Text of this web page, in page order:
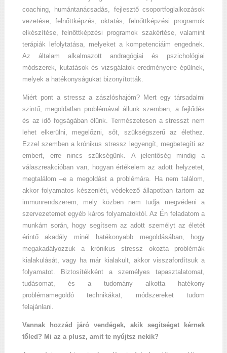
coaching, humántanácsadás, fejlesztő csoportfoglalkozások
vezetése, felnőttképzés, oktatás, felnőttképzési programok
elkészítése, felnőttképzési programok szakértése, valamint
terápiák lefolytatása, melyeket a kompetenciáim engednek.
Az általam alkalmazott andragógiai és pszichológiai
módszerek, kutatások és vizsgálatok eredményeire épülnek,
melyek a hatékonyságukat bizonyították.
Miért pont a stressz a zászlóshajóm? Mert egy társadalmi
szintű, megoldatlan problémával állunk szemben, a fejlődés
és az idő fogságában élünk. Természetesen a stresszt nem
lehet elkerülni, megelőzni, sőt, szükségszerű az élethez.
Ezzel szemben a krónikus stressz legyengít, megbetegíti az
embert, erre nincs szükségünk. A jelentőség mindig a
válaszreakcióban van, hogyan értékelem az adott helyzetet,
megtalálom –e a megoldást a problémára. Ha nem találom,
akkor folyamatos készenléti, védekező állapotban tartom az
immunrendszerem, mely közben nem tudja megvédeni a
szervezetemet egyéb káros folyamatoktól. Az Én feladatom a
munkám során, hogy segítsem az adott személyt az életét
érintő akadály minél hatékonyabb megoldásában, hogy
megakadályozzuk a krónikus stressz okozta problémák
kialakulását, vagy ha már kialakult, akkor visszafordítsuk a
folyamatot. Biztosítékként a személyes tapasztalatomat,
tudásomat, és a tudomány alkotta hatékony
problémamegoldó technikákat, módszereket tudom
felajánlani.
Vannak hozzád járó vendégek, akik segítséget kérnek
tőled? Mi az a plusz, amit te nyújtsz nekik?